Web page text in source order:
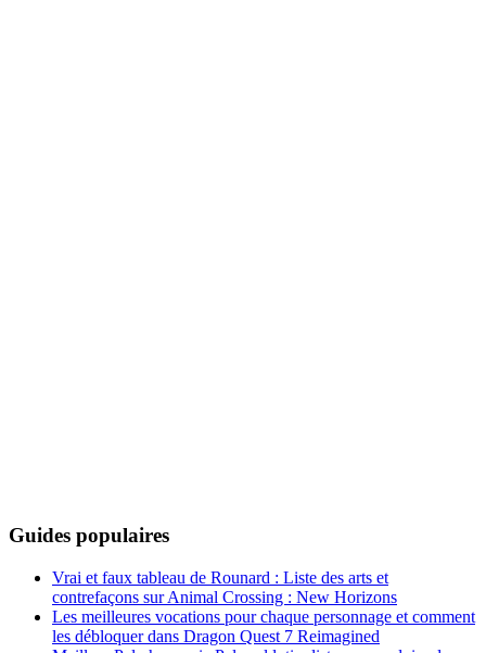
Guides populaires
Vrai et faux tableau de Rounard : Liste des arts et
contrefaçons sur Animal Crossing : New Horizons
Les meilleures vocations pour chaque personnage et comment
les débloquer dans Dragon Quest 7 Reimagined